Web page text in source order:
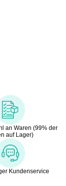
an Waren (99% der
auf Lager)
Kundenservice